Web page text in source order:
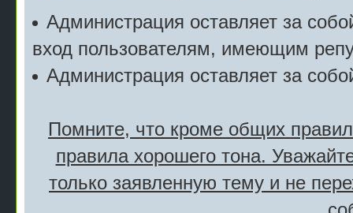
Администрация оставляет за
вход пользователям, имеющим
Администрация оставляет за
Помните, что кроме общих
правила хорошего тона.
только заявленную тему и не